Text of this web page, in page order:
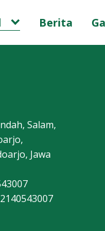
Berita
Salam,
Jawa